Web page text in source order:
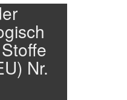
Nr.